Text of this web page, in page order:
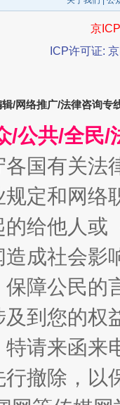
查“十大案例”出炉！
蛙产品抗生素超标问题”
京
ICP许可证:
/网络推广/法律咨询专
/公共/全民/
各国有关法
规定和网络
的给他人或
造成社会影
保障公民的
及到您的权
特请来函来
行撤除，以